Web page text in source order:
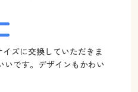
ズに交換していただきま
いです。デザインもかわい